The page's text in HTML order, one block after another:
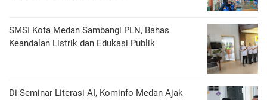
SMSI Kota Medan Sambangi PLN, Bahas
Keandalan Listrik dan Edukasi Publik
Di Seminar Literasi AI, Kominfo Medan Ajak